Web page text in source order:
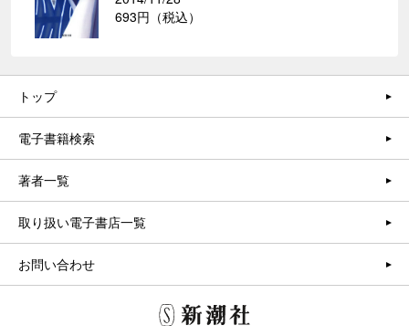
693円（税込）
トップ
電子書籍検索
著者一覧
取り扱い電子書店一覧
お問い合わせ